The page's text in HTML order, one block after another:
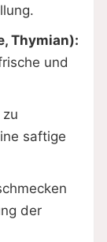
Thymian):
und
saftige
der